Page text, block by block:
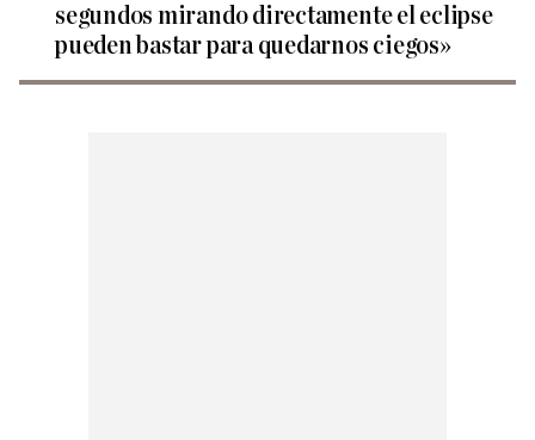
segundos mirando directamente el eclipse
pueden bastar para quedarnos ciegos»